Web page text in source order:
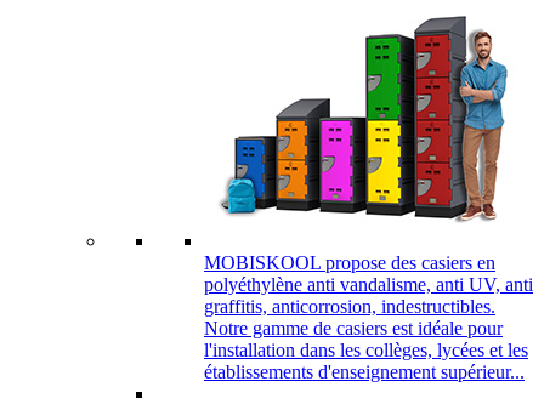
MOBISKOOL propose des casiers en
polyéthylène anti vandalisme, anti UV, anti
graffitis, anticorrosion, indestructibles.
Notre gamme de casiers est idéale pour
l'installation dans les collèges, lycées et les
établissements d'enseignement supérieur...